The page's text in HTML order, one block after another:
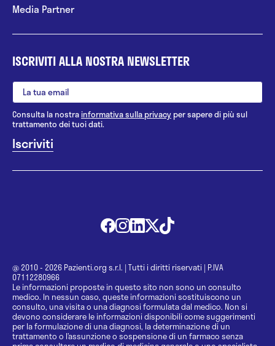
Media Partner
ISCRIVITI ALLA NOSTRA NEWSLETTER
Consulta la nostrainformativa sulla privacy per sapere di più sul
trattamento dei tuoi dati.
@ 2010 - 2026 Pazienti.org s.r.l. | Tutti i diritti riservati | P.IVA
07112280966
Le informazioni proposte in questo sito non sono un consulto
medico. In nessun caso, queste informazioni sostituiscono un
consulto, una visita o una diagnosi formulata dal medico. Non si
devono considerare le informazioni disponibili come suggerimenti
per la formulazione di una diagnosi, la determinazione di un
trattamento o l’assunzione o sospensione di un farmaco senza